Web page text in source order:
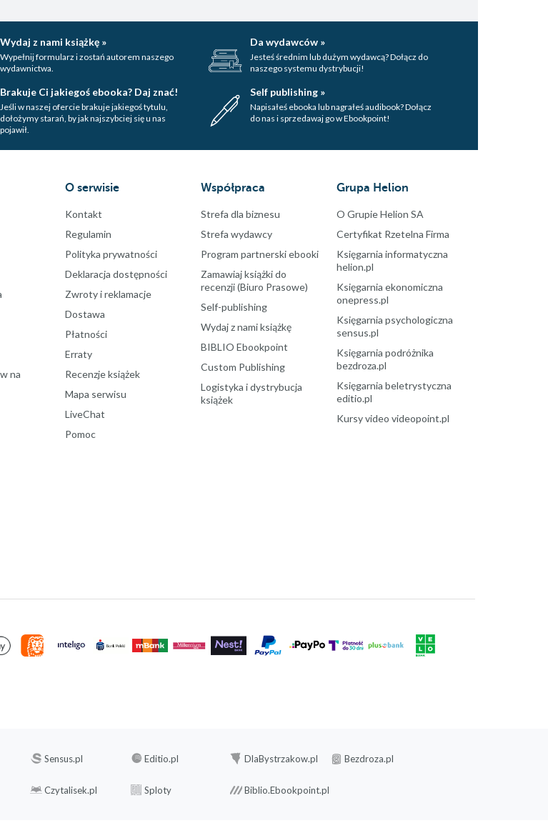
Wydaj z nami książkę »
Wypełnij formularz i zostań autorem naszego
wydawnictwa.
Da wydawców »
Jesteś średnim lub dużym wydawcą? Dołącz do
naszego systemu dystrybucji!
Brakuje Ci jakiegoś ebooka? Daj znać!
Jeśli w naszej ofercie brakuje jakiegoś tytulu,
dołożymy starań, by jak najszybciej się u nas
pojawił.
Self publishing »
Napisałeś ebooka lub nagrałeś audibook? Dołącz
do nas i sprzedawaj go w Ebookpoint!
na
O serwisie
Kontakt
Regulamin
Polityka prywatności
Deklaracja dostępności
Zwroty i reklamacje
Dostawa
Płatności
Erraty
Recenzje książek
Mapa serwisu
LiveChat
Pomoc
Współpraca
Strefa dla biznesu
Strefa wydawcy
Program partnerski ebooki
Zamawiaj książki do
recenzji (Biuro Prasowe)
Self-publishing
Wydaj z nami książkę
BIBLIO Ebookpoint
Custom Publishing
Logistyka i dystrybucja
książek
Grupa Helion
O Grupie Helion SA
Certyfikat Rzetelna Firma
Księgarnia informatyczna
helion.pl
Księgarnia ekonomiczna
onepress.pl
Księgarnia psychologiczna
sensus.pl
Księgarnia podróżnika
bezdroza.pl
Księgarnia beletrystyczna
editio.pl
Kursy video videopoint.pl
Sensus.pl Editio.pl DlaBystrzakow.pl Bezdroza.pl
Czytalisek.pl Sploty Biblio.Ebookpoint.pl